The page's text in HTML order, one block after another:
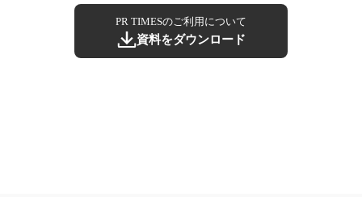
PR TIMESのご利用について
資料をダウンロード